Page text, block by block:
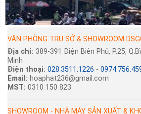
VĂN PHÒNG TRỤ SỞ & SHOWROOM
Địa chỉ: 389-391 Điện Biên Phủ, P.25,
Minh
Điện thoại: 028.3511.1226 -
Email: hoaphat236@gmail.com
MST: 0310 150 823
SHOWROOM - NHÀ MÁY SẢN XUẤT &